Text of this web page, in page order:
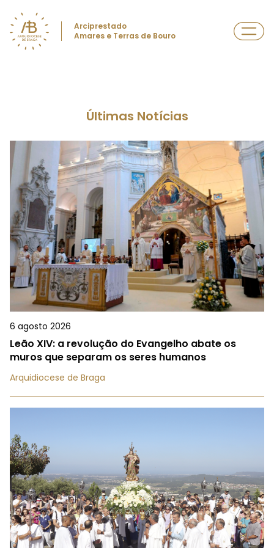
Arciprestado
Amares e Terras de Bouro
Últimas Notícias
6 agosto 2026
Leão XIV: a revolução do Evangelho abate os
muros que separam os seres humanos
Arquidiocese de Braga